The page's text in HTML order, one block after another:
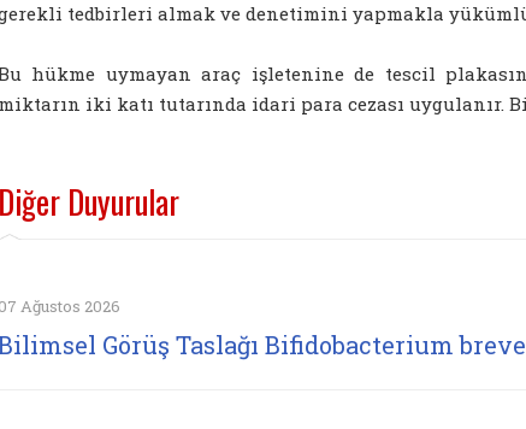
tedbirleri almak ve denetimini yapmakla
hükme uymayan araç işletenine de tescil
miktarın iki katı tutarında idari para cezası uygulanır.
Diğer Duyurular
07 Ağustos 2026
Görüş Taslağı Bifidobacterium